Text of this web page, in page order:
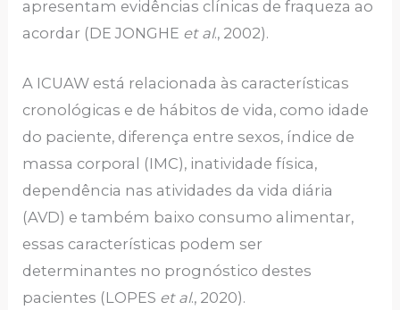
apresentam evidências clínicas de fraqueza ao
acordar (DE JONGHE et al., 2002).
A ICUAW está relacionada às características
cronológicas e de hábitos de vida, como idade
do paciente, diferença entre sexos, índice de
massa corporal (IMC), inatividade física,
dependência nas atividades da vida diária
(AVD) e também baixo consumo alimentar,
essas características podem ser
determinantes no prognóstico destes
pacientes (LOPES et al., 2020).